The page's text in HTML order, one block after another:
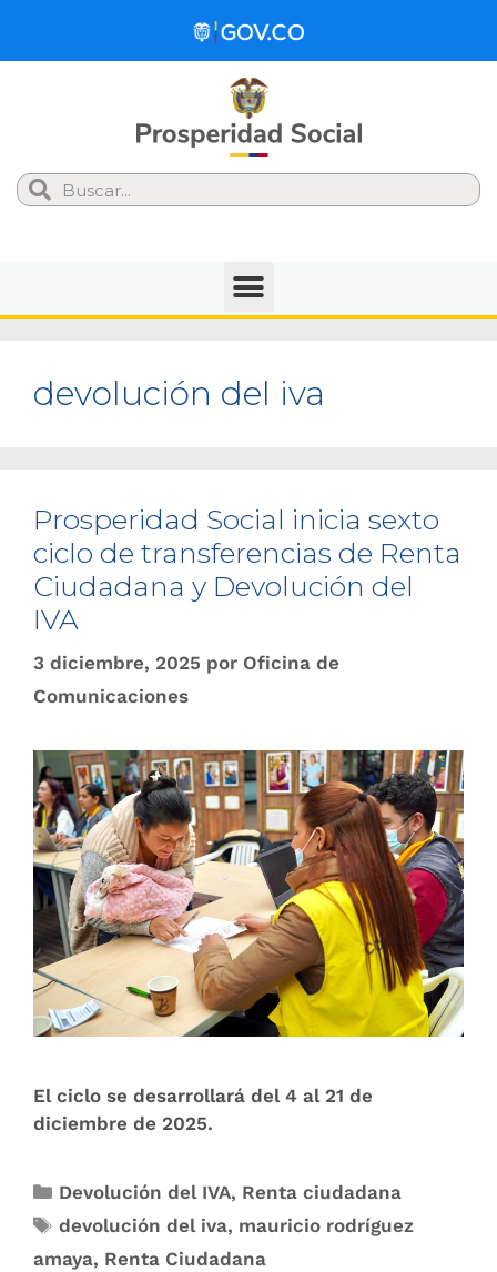
Search
devolución del iva
Prosperidad Social inicia sexto
ciclo de transferencias de Renta
Ciudadana y Devolución del
IVA
3 diciembre, 2025 por Oficina de
Comunicaciones
El ciclo se desarrollará del 4 al 21 de
diciembre de 2025.
Devolución del IVA, Renta ciudadana
devolución del iva, mauricio rodríguez
amaya, Renta Ciudadana